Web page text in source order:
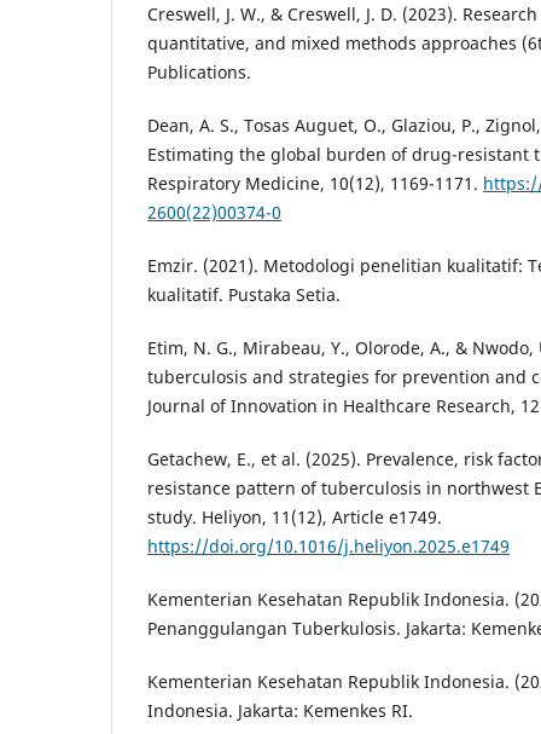
Creswell, J. W., & Creswell, J. D. (2023).
quantitative, and mixed methods approaches
Publications.
Dean, A. S., Tosas Auguet, O., Glaziou, P.,
Estimating the global burden of drug-resistant
Respiratory Medicine, 10(12), 1169-1171.
2600(22)00374-0
Emzir. (2021). Metodologi penelitian kualitatif:
kualitatif. Pustaka Setia.
Etim, N. G., Mirabeau, Y., Olorode, A., &
tuberculosis and strategies for prevention and
Journal of Innovation in Healthcare Research,
Getachew, E., et al. (2025). Prevalence, risk
resistance pattern of tuberculosis in northwest
study. Heliyon, 11(12), Article e1749.
https://doi.org/10.1016/j.heliyon.2025.e1749
Kementerian Kesehatan Republik Indonesia.
Penanggulangan Tuberkulosis. Jakarta:
Kementerian Kesehatan Republik Indonesia.
Indonesia. Jakarta: Kemenkes RI.